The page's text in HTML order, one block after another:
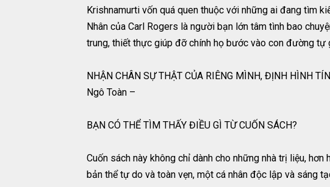
Krishnamurti vốn quá quen thuộc với những ai đang tìm
Nhân của Carl Rogers là người bạn lớn tâm tình bao
trung, thiết thực giúp đỡ chính họ bước vào con đường tự
NHẬN CHÂN SỰ THẬT CỦA RIÊNG MÌNH, ĐỊNH HÌNH
Ngô Toàn –
BẠN CÓ THỂ TÌM THẤY ĐIỀU GÌ TỪ CUỐN SÁCH?
Cuốn sách này không chỉ dành cho những nhà trị liệu,
bản thể tự do và toàn vẹn, một cá nhân độc lập và sáng